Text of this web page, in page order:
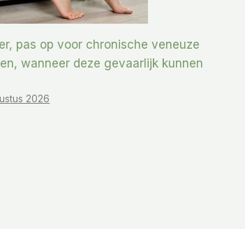
pas op voor chronische veneuze
wanneer deze gevaarlijk kunnen
2026